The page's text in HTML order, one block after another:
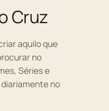
Cruz
aquilo que
no
Séries e
no